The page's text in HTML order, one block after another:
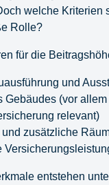
welche Kriterien
Rolle?
für die
und
Gebäudes (vor
relevant)
zusätzliche
entstehen